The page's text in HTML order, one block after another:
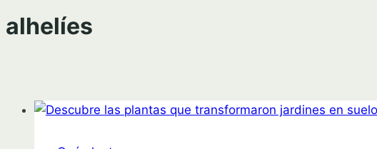
alhelíes